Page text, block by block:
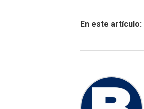
En este artículo: